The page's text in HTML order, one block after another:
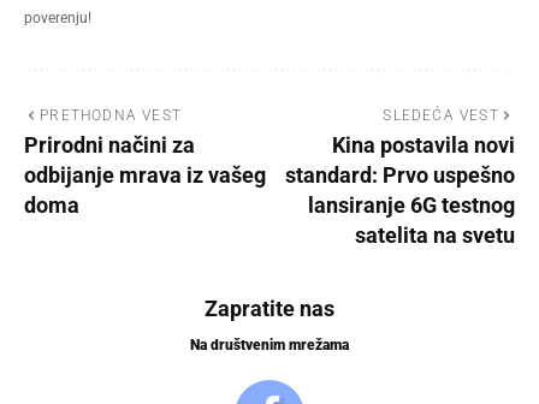
poverenju!
PRETHODNA VEST
Prirodni načini za
odbijanje mrava iz vašeg
doma
SLEDEĆA VEST
Kina postavila novi
standard: Prvo uspešno
lansiranje 6G testnog
satelita na svetu
Zapratite nas
Na društvenim mrežama